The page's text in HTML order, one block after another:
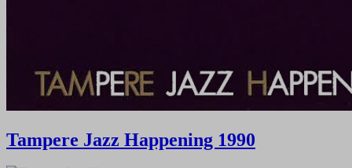
Tampere Jazz Happening 1990